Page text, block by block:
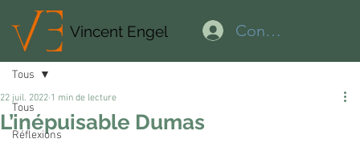
Connexion
Vincent Engel
Tous
Réflexions
Tous
L’inépuisable Dumas
22 juil. 2022 1 min de lecture